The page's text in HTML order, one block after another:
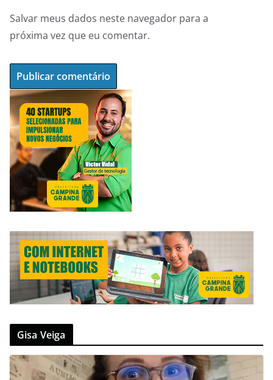
Salvar meus dados neste navegador para a
próxima vez que eu comentar.
Gisa Veiga